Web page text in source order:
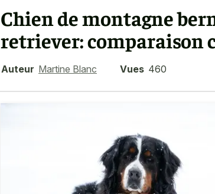
Chien de montagne
retriever: comparaison
Auteur Martine Blanc Vues 460